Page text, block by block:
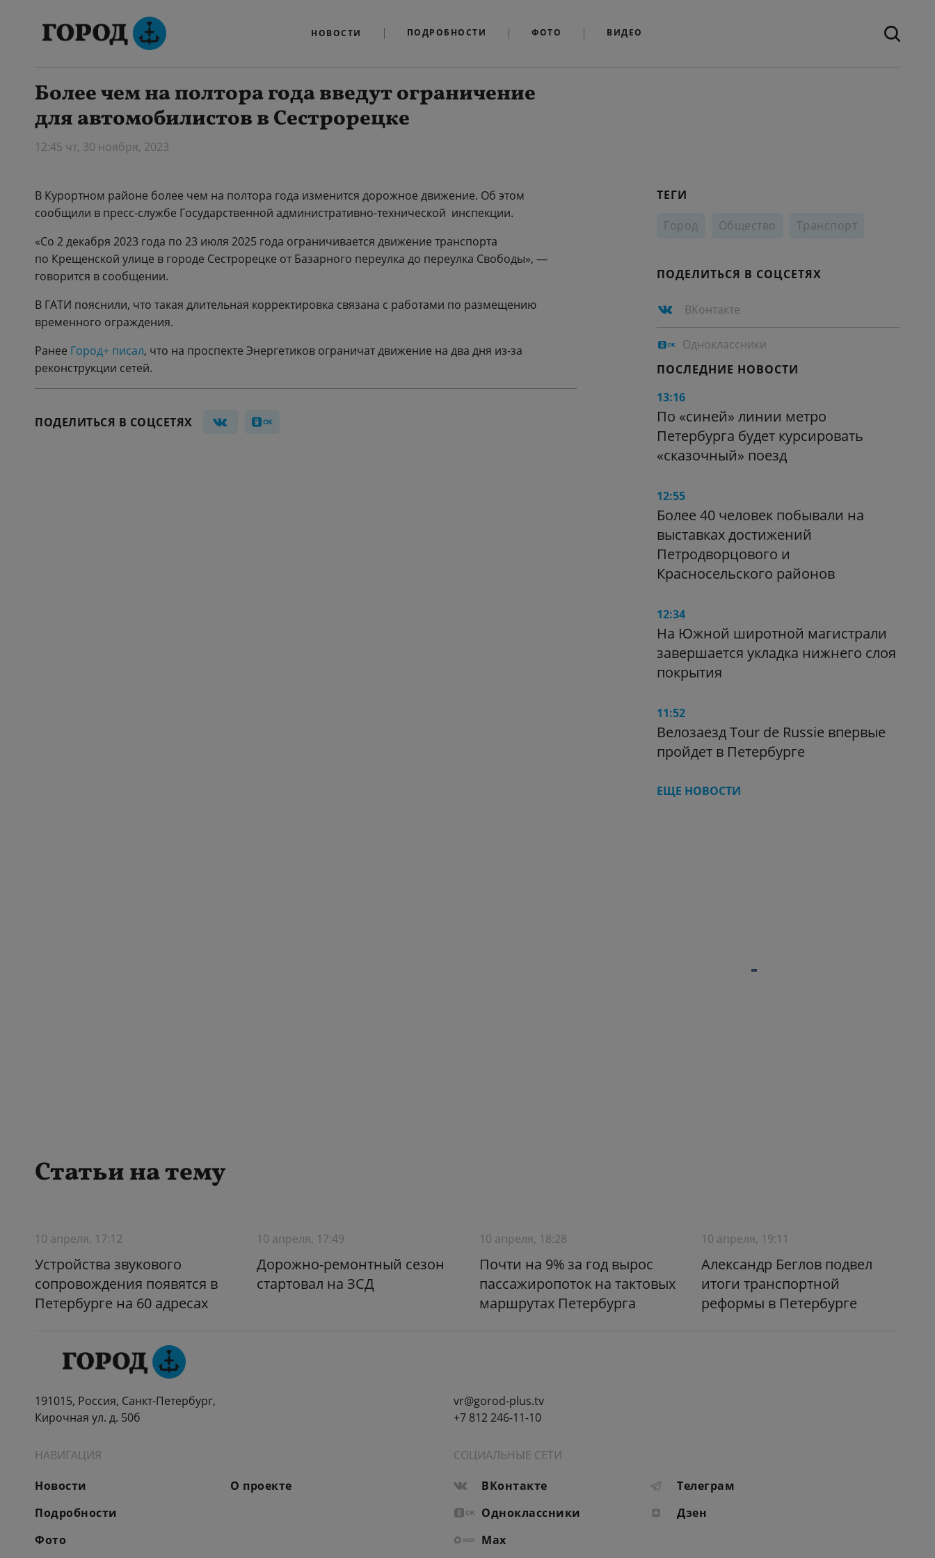
НОВОСТИ ПОДРОБНОСТИ ФОТО ВИДЕО
Более чем на полтора года введут ограничение
для автомобилистов в Сестрорецке
12:45 чт, 30 ноября, 2023
В Курортном районе более чем на полтора года изменится дорожное движение. Об этом
сообщили в пресс-службе Государственной административно-технической инспекции.
«Со 2 декабря 2023 года по 23 июля 2025 года ограничивается движение транспорта
по Крещенской улице в городе Сестрорецке от Базарного переулка до переулка Свободы», —
говорится в сообщении.
В ГАТИ пояснили, что такая длительная корректировка связана с работами по размещению
временного ограждения.
Ранее Город+ писал, что на проспекте Энергетиков ограничат движение на два дня из-за
реконструкции сетей.
ПОДЕЛИТЬСЯ В СОЦСЕТЯХ
ТЕГИ
Город
Общество Транспорт
ПОДЕЛИТЬСЯ В СОЦСЕТЯХ
ВКонтакте
Одноклассники
ПОСЛЕДНИЕ НОВОСТИ
13:16
По «синей» линии метро
Петербурга будет курсировать
«сказочный» поезд
12:55
Более 40 человек побывали на
выставках достижений
Петродворцового и
Красносельского районов
12:34
На Южной широтной магистрали
завершается укладка нижнего слоя
покрытия
11:52
Велозаезд Tour de Russie впервые
пройдет в Петербурге
ЕЩЕ НОВОСТИ
Статьи на тему
10 апреля, 17:12
Устройства звукового
сопровождения появятся в
Петербурге на 60 адресах
10 апреля, 17:49
Дорожно-ремонтный сезон
стартовал на ЗСД
10 апреля, 18:28
Почти на 9% за год вырос
пассажиропоток на тактовых
маршрутах Петербурга
10 апреля, 19:11
Александр Беглов подвел
итоги транспортной
реформы в Петербурге
191015, Россия, Санкт-Петербург,
Кирочная ул. д. 50б
vr@gorod-plus.tv
+7 812 246-11-10
НАВИГАЦИЯ
Новости
Подробности
Фото
О проекте
СОЦИАЛЬНЫЕ СЕТИ
ВКонтакте
Телеграм
Одноклассники
Дзен
Max